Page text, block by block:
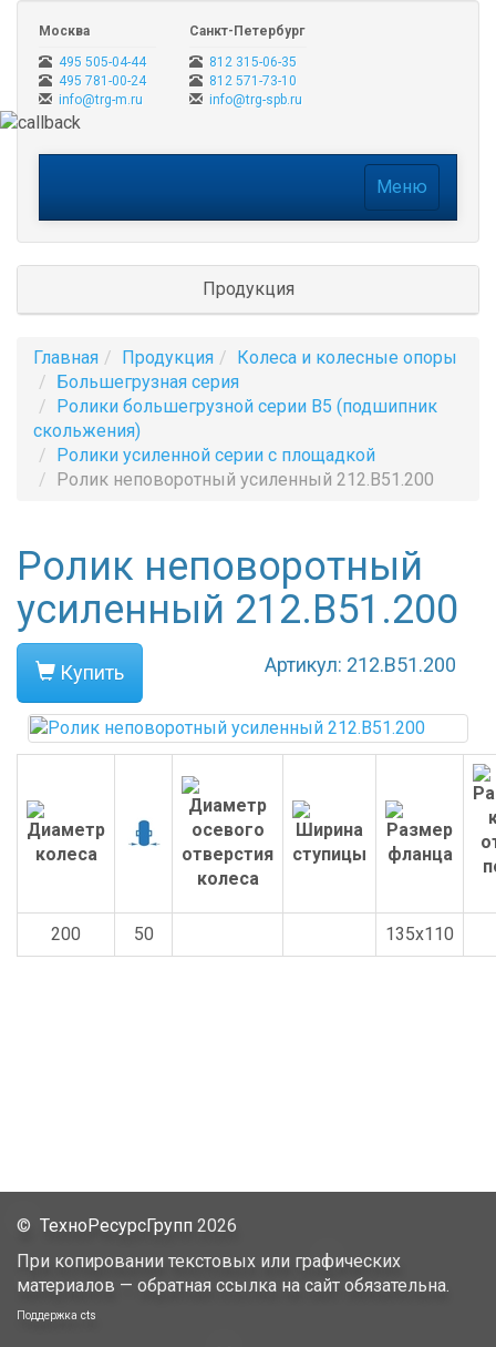
Москва
495 505-04-44
495 781-00-24
info@trg-m.ru
Санкт-Петербург
812 315-06-35
812 571-73-10
info@trg-spb.ru
Меню
Продукция
Главная Продукция
Колеса и колесные опоры
Большегрузная серия
Ролики большегрузной серии B5 (подшипник
скольжения)
Ролики усиленной серии с площадкой
Ролик неповоротный усиленный 212.B51.200
Ролик неповоротный
усиленный 212.B51.200
Купить Артикул: 212.B51.200
200 50 135x110
© ТехноРесурсГрупп 2026
При копировании текстовых или графических
материалов — обратная ссылка на сайт обязательна.
Поддержка cts